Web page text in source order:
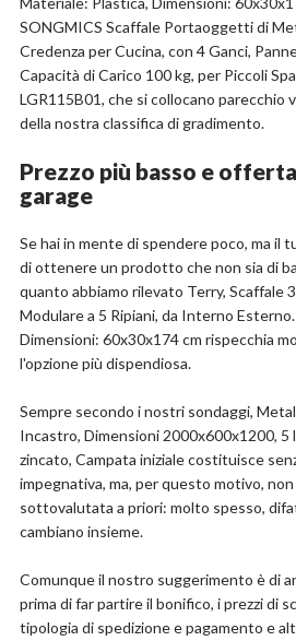
SONGMICS Scaffale Portaoggetti di
Credenza per Cucina, con 4 Ganci,
Capacità di Carico 100 kg, per Piccoli
LGR115B01, che si collocano parecchio
della nostra classifica di gradimento.
Prezzo più basso e
garage
Se hai in mente di spendere poco, ma il
di ottenere un prodotto che non sia di
quanto abbiamo rilevato Terry, Scaffale
Modulare a 5 Ripiani, da Interno
Dimensioni: 60x30x174 cm rispecchia
l'opzione più dispendiosa.
Sempre secondo i nostri sondaggi,
Incastro, Dimensioni 2000x600x1200, 5
zincato, Campata iniziale costituisce
impegnativa, ma, per questo motivo,
sottovalutata a priori: molto spesso,
cambiano insieme.
Comunque il nostro suggerimento è di
prima di far partire il bonifico, i prezzi di
tipologia di spedizione e pagamento e